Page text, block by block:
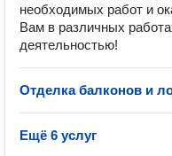
необходимых работ и
Вам в различных
деятельностью!
Отделка балконов и
Ещё 6 услуг